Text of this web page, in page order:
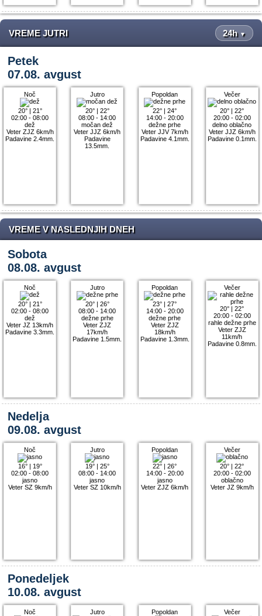
VREME JUTRI 24h ▼
Petek
07.08. avgust
Noč
20°| 21°
02:00 - 08:00
dež
Veter ZJZ 6km/h
Padavine 2.4mm.
Jutro
20°| 22°
08:00 - 14:00
močan dež
Veter JJZ 6km/h
Padavine
13.5mm.
Popoldan
22° |24°
14:00 - 20:00
dežne prhe
Veter JJV 7km/h
Padavine 4.1mm.
Večer
20° |22°
20:00 - 02:00
delno oblačno
Veter JJZ 6km/h
Padavine 0.1mm.
VREME V NASLEDNJIH DNEH
Sobota
08.08. avgust
Noč
20°| 21°
02:00 - 08:00
dež
Veter JZ 13km/h
Padavine 3.3mm.
Jutro
20°| 26°
08:00 - 14:00
dežne prhe
Veter ZJZ
17km/h
Padavine 1.5mm.
Popoldan
23° |27°
14:00 - 20:00
dežne prhe
Veter ZJZ
18km/h
Padavine 1.3mm.
Večer
20° |22°
20:00 - 02:00
rahle dežne prhe
Veter ZJZ
11km/h
Padavine 0.8mm.
Nedelja
09.08. avgust
Noč
16°| 19°
02:00 - 08:00
jasno
Veter SZ 9km/h
Jutro
19°| 25°
08:00 - 14:00
jasno
Veter SZ 10km/h
Popoldan
22° |26°
14:00 - 20:00
jasno
Veter ZJZ 6km/h
Večer
20° |22°
20:00 - 02:00
oblačno
Veter JZ 9km/h
Ponedeljek
10.08. avgust
Noč Jutro Popoldan Večer